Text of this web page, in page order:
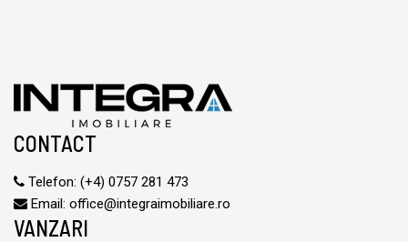
CONTACT
Telefon: (+4) 0757 281 473
Email: office@integraimobiliare.ro
VANZARI